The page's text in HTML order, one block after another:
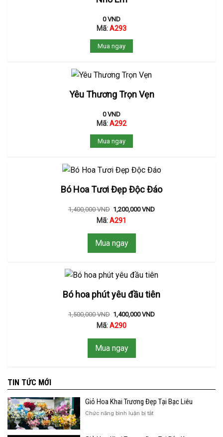
0VND
Mã:A293
Mua ngay
Yêu Thương Trọn Vẹn
0VND
Mã:A292
Mua ngay
Bó Hoa Tươi Đẹp Độc Đáo
1,400,000VND 1,200,000VND
Mã:A291
Mua ngay
Bó hoa phút yêu đầu tiên
1,500,000VND 1,400,000VND
Mã:A290
Mua ngay
TIN TỨC MỚI
Giỏ Hoa Khai Trương Đẹp Tại Bạc Liêu
Chức năng bình luận bị tắtở